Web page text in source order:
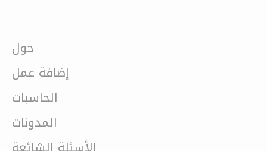
حول
إضافة عمل
الحاسبات
المدونات